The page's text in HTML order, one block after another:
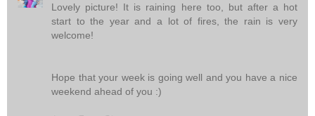
Lovely picture! It is raining here too, but after a hot
start to the year and a lot of fires, the rain is very
welcome!
Hope that your week is going well and you have a nice
weekend ahead of you :)